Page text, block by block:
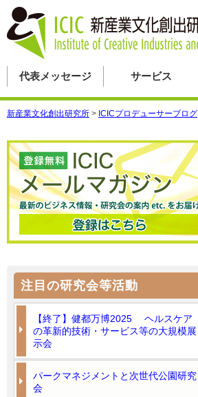
代表メッセージ サービス
新産業文化創出研究所 > ICICプロデューサーブログ
注目の研究会等活動
【終了】健都万博2025 ヘルスケア
の革新的技術・サービス等の大規模展
示会
パークマネジメントと次世代公園研究
会